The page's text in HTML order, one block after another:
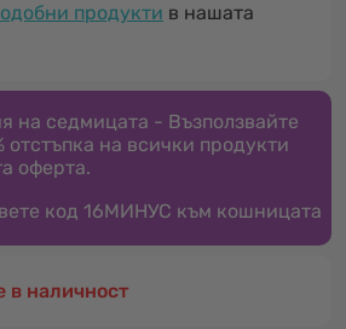
продукти в нашата
на седмицата - Възползвайте
отстъпка на всички продукти
оферта.
код 16МИНУС към кошницата
в наличност